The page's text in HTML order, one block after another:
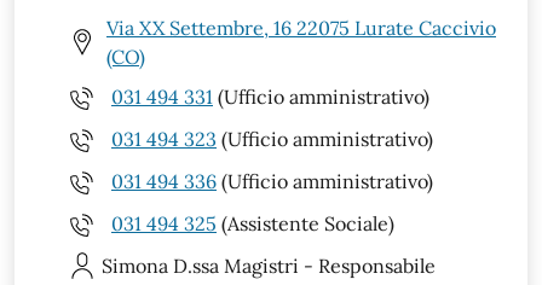
Via XX Settembre, 16 22075 Lurate Caccivio
(CO)
031 494 331 (Ufficio amministrativo)
031 494 323 (Ufficio amministrativo)
031 494 336 (Ufficio amministrativo)
031 494 325 (Assistente Sociale)
Simona D.ssa Magistri - Responsabile